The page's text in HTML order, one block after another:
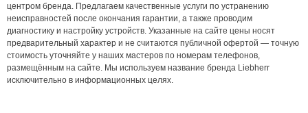
центром бренда. Предлагаем качественные услуги по устранению
неисправностей после окончания гарантии, а также проводим
диагностику и настройку устройств. Указанные на сайте цены носят
предварительный характер и не считаются публичной офертой — точную
стоимость уточняйте у наших мастеров по номерам телефонов,
размещённым на сайте. Мы используем название бренда Liebherr
исключительно в информационных целях.